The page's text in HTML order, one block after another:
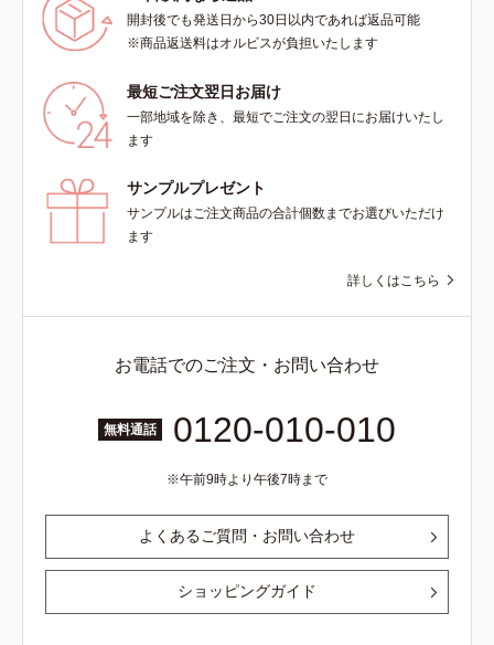
開封後でも発送日から30日以内であれば返品可能
※商品返送料はオルビスが負担いたします
最短ご注文翌日お届け
一部地域を除き、最短でご注文の翌日にお届けいたし
ます
サンプルプレゼント
サンプルはご注文商品の合計個数までお選びいただけ
ます
詳しくはこちら
お電話でのご注文・お問い合わせ
無料通話 0120-010-010
午前9時より午後7時まで
よくあるご質問・お問い合わせ
ショッピングガイド